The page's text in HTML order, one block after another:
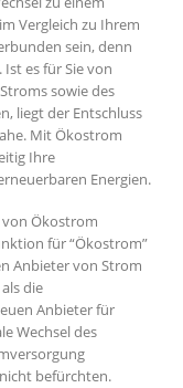
Vergleich zu Ihrem
sein, denn
es für Sie von
sowie des
liegt der Entschluss
Mit Ökostrom
Ihre
Energien.
von Ökostrom
für “Ökostrom”
Anbieter von Strom
die
Anbieter für
Wechsel des
befürchten.